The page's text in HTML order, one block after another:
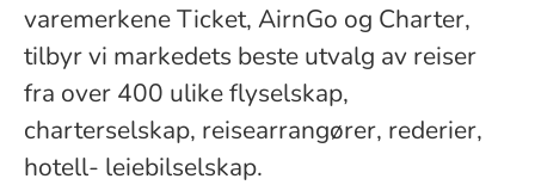
varemerkene Ticket, AirnGo og Charter,
tilbyr vi markedets beste utvalg av reiser
fra over 400 ulike flyselskap,
charterselskap, reisearrangører, rederier,
hotell- leiebilselskap.